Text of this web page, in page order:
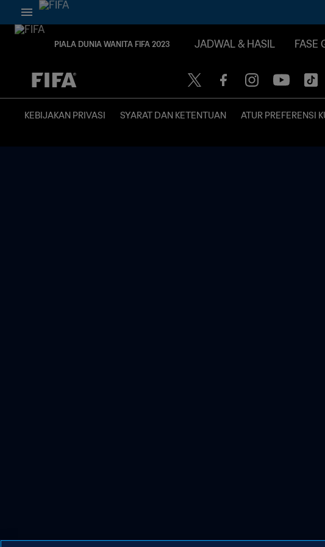
PIALA DUNIA WANITA FIFA 2023 JADWAL & HASIL FASE
TBD vs. TBD
KEBIJAKAN PRIVASI SYARAT DAN KETENTUAN ATUR PREFERENSI